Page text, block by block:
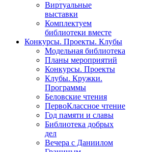
Виртуальные
выставки
Комплектуем
библиотеки вместе
Конкурсы. Проекты. Клубы
Модельная библиотека
Планы мероприятий
Конкурсы. Проекты
Клубы. Кружки.
Программы
Беловские чтения
ПервоКлассное чтение
Год памяти и славы
Библиотека добрых
дел
Вечера с Даниилом